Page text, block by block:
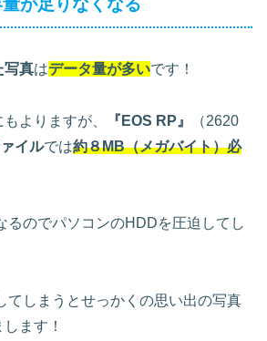
が足りなくなる
写真はデータ量が多いです！
よりますが、 『EOS RP』
（2620
イルでは約８MB（メガバイト）必
るのでパソコンのHDDを圧迫してし
てしまうとせっかくの思い出の写真
ます！